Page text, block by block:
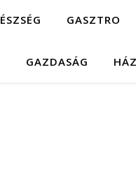
GASZTRO
GAZDASÁG